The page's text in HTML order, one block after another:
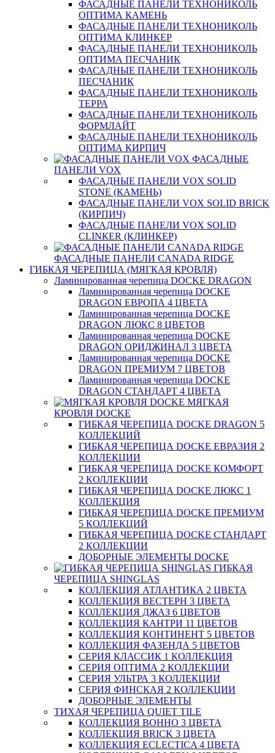
ФАСАДНЫЕ ПАНЕЛИ ТЕХНОНИКОЛЬ
ОПТИМА КАМЕНЬ
ФАСАДНЫЕ ПАНЕЛИ ТЕХНОНИКОЛЬ
ОПТИМА КЛИНКЕР
ФАСАДНЫЕ ПАНЕЛИ ТЕХНОНИКОЛЬ
ОПТИМА ПЕСЧАНИК
ФАСАДНЫЕ ПАНЕЛИ ТЕХНОНИКОЛЬ
ПЕСЧАНИК
ФАСАДНЫЕ ПАНЕЛИ ТЕХНОНИКОЛЬ
ТЕРРА
ФАСАДНЫЕ ПАНЕЛИ ТЕХНОНИКОЛЬ
ФОРМЛАЙТ
ФАСАДНЫЕ ПАНЕЛИ ТЕХНОНИКОЛЬ
ОПТИМА КИРПИЧ
ФАСАДНЫЕ
ПАНЕЛИ VOX
ФАСАДНЫЕ ПАНЕЛИ VOX SOLID
STONE (КАМЕНЬ)
ФАСАДНЫЕ ПАНЕЛИ VOX SOLID BRICK
(КИРПИЧ)
ФАСАДНЫЕ ПАНЕЛИ VOX SOLID
CLINКER (КЛИНКЕР)
ФАСАДНЫЕ ПАНЕЛИ CANADA RIDGE
ГИБКАЯ ЧЕРЕПИЦА (МЯГКАЯ КРОВЛЯ)
Ламинированная черепица DOCKE DRAGON
Ламинированная черепица DOCKE
DRAGON ЕВРОПА 4 ЦВЕТА
Ламинированная черепица DOCKE
DRAGON ЛЮКС 8 ЦВЕТОВ
Ламинированная черепица DOCKE
DRAGON ОРИДЖИНАЛ 3 ЦВЕТА
Ламинированная черепица DOCKE
DRAGON ПРЕМИУМ 7 ЦВЕТОВ
Ламинированная черепица DOCKE
DRAGON СТАНДАРТ 4 ЦВЕТA
МЯГКАЯ
КРОВЛЯ DOCKE
ГИБКАЯ ЧЕРЕПИЦА DOCKE DRAGON 5
КОЛЛЕКЦИЙ
ГИБКАЯ ЧЕРЕПИЦА DOCKE ЕВРАЗИЯ 2
КОЛЛЕКЦИИ
ГИБКАЯ ЧЕРЕПИЦА DOCKE КОМФОРТ
2 КОЛЛЕКЦИИ
ГИБКАЯ ЧЕРЕПИЦА DOCKE ЛЮКС 1
КОЛЛЕКЦИЯ
ГИБКАЯ ЧЕРЕПИЦА DOCKE ПРЕМИУМ
5 КОЛЛЕКЦИЙ
ГИБКАЯ ЧЕРЕПИЦА DOCKE СТАНДАРТ
2 КОЛЛЕКЦИИ
ДОБОРНЫЕ ЭЛЕМЕНТЫ DOCKE
ГИБКАЯ
ЧЕРЕПИЦА SHINGLAS
КОЛЛЕКЦИЯ АТЛАНТИКА 2 ЦВЕТА
КОЛЛЕКЦИЯ ВЕСТЕРН 3 ЦВЕТА
КОЛЛЕКЦИЯ ДЖАЗ 6 ЦВЕТОВ
КОЛЛЕКЦИЯ КАНТРИ 11 ЦВЕТОВ
КОЛЛЕКЦИЯ КОНТИНЕНТ 5 ЦВЕТОВ
КОЛЛЕКЦИЯ ФАЗЕНДА 5 ЦВЕТОВ
СЕРИЯ КЛАССИК 1 КОЛЛЕКЦИЯ
СЕРИЯ ОПТИМА 2 КОЛЛЕКЦИИ
СЕРИЯ УЛЬТРА 3 КОЛЛЕКЦИИ
СЕРИЯ ФИНСКАЯ 2 КОЛЛЕКЦИИ
ДОБОРНЫЕ ЭЛЕМЕНТЫ
ТИХАЯ ЧЕРЕПИЦА QUIET TILE
КОЛЛЕКЦИЯ BOHHO 3 ЦВЕТА
КОЛЛЕКЦИЯ BRICK 3 ЦВЕТА
КОЛЛЕКЦИЯ ECLECTICA 4 ЦВЕТА